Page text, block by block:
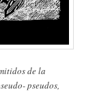
de la
pseudos,